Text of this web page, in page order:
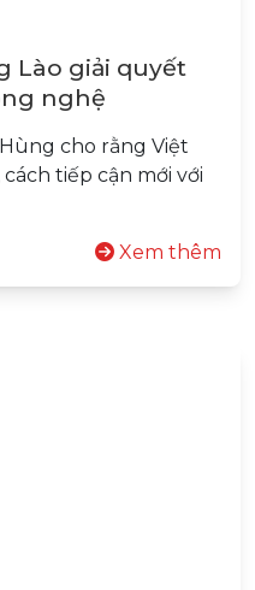
Lào giải quyết
nghệ
cho rằng Việt
tiếp cận mới với
Xem thêm